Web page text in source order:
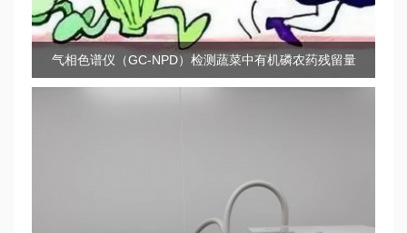
气相色谱仪（GC-NPD）检测蔬菜中有机磷农药残留量